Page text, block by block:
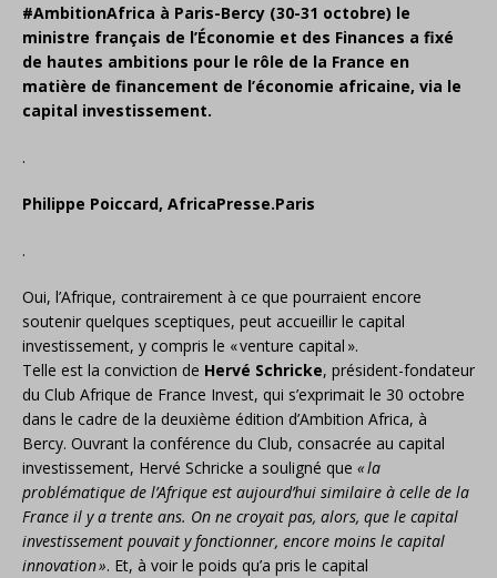
#AmbitionAfrica à Paris-Bercy (30-31 octobre) le
ministre français de l’Économie et des Finances a fixé
de hautes ambitions pour le rôle de la France en
matière de financement de l’économie africaine, via le
capital investissement.
.
Philippe Poiccard, AfricaPresse.Paris
.
Oui, l’Afrique, contrairement à ce que pourraient encore
soutenir quelques sceptiques, peut accueillir le capital
investissement, y compris le «venture capital ».
Telle est la conviction de Hervé Schricke, président-fondateur
du Club Afrique de France Invest, qui s’exprimait le 30 octobre
dans le cadre de la deuxième édition d’Ambition Africa, à
Bercy. Ouvrant la conférence du Club, consacrée au capital
investissement, Hervé Schricke a souligné que «la
problématique de l’Afrique est aujourd’hui similaire à celle de la
France il y a trente ans. On ne croyait pas, alors, que le capital
investissement pouvait y fonctionner, encore moins le capital
innovation». Et, à voir le poids qu’a pris le capital